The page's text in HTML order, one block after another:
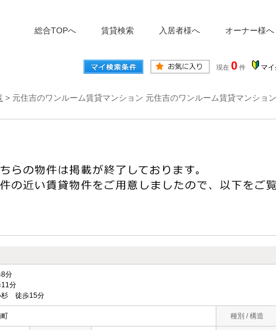
総合TOPへ 賃貸検索 入居者様へ オーナー様へ
現在 0 件 マ
> 元住吉のワンルーム賃貸マンション 元住吉のワンルーム賃貸マンション
分
分
杉 徒歩15分
種別 / 構造